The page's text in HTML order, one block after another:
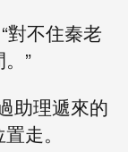
對不住秦老
”
助理遞來的
走。